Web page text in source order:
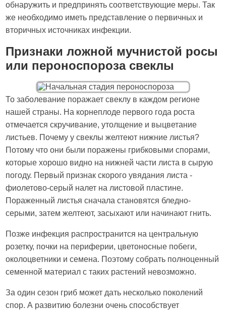
обнаружить и предпринять соответствующие меры. Так
же необходимо иметь представление о первичных и
вторичных источниках инфекции.
Признаки ложной мучнистой росы
или пероноспороза свеклы
То заболевание поражает свеклу в каждом регионе
нашей страны. На корнеплоде первого года роста
отмечается скручивание, утолщение и выцветание
листьев. Почему у свеклы желтеют нижние листья?
Потому что они были поражены грибковыми спорами,
которые хорошо видно на нижней части листа в сырую
погоду. Первый признак скорого увядания листа -
фиолетово-серый налет на листовой пластине.
Пораженный листья сначала становятся бледно-
серыми, затем желтеют, засыхают или начинают гнить.
Позже инфекция распространится на центральную
розетку, почки на периферии, цветоносные побеги,
околоцветники и семена. Поэтому собрать полноценный
семенной материал с таких растений невозможно.
За один сезон гриб может дать несколько поколений
спор. А развитию болезни очень способствует